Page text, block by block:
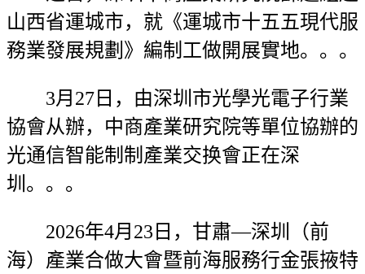
山西省運城市，就《運城市十五五現代服
務業發展規劃》編制工做開展實地。。。
3月27日，由深圳市光學光電子行業
協會从辦，中商產業研究院等單位協辦的
光通信智能制制產業交换會正在深
圳。。。
2026年4月23日，甘肅—深圳（前
海）產業合做大會暨前海服務行金張掖特